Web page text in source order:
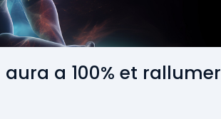
a 100% et rallumer